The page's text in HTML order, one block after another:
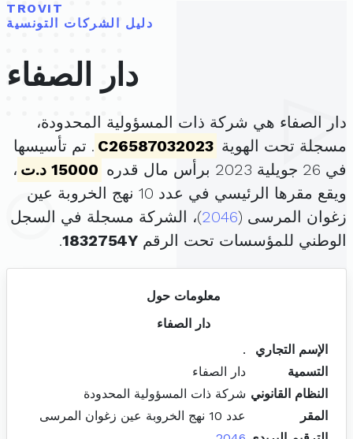
TROVIT
دليل الشركات التونسية
دار الصفاء
دار الصفاء هي شركة ذات المسؤولية المحدودة،
مسجلة تحت الهوية C26587032023 . تم تأسيسها
في 26 جويلية 2023 برأس مال قدره
15000 د.ت
،
ويقع مقرها الرئيسي في عدد 10 نهج الخروبة عين
زغوان المرسى (2046)، الشركة مسجلة في السجل
الوطني للمؤسسات تحت الرقم 1832754Y
.
معلومات حول
دار الصفاء
الإسم التجاري
.
التسمية
دار الصفاء
النظام القانوني شركة ذات المسؤولية المحدودة
المقر
عدد 10 نهج الخروبة عين زغوان المرسى